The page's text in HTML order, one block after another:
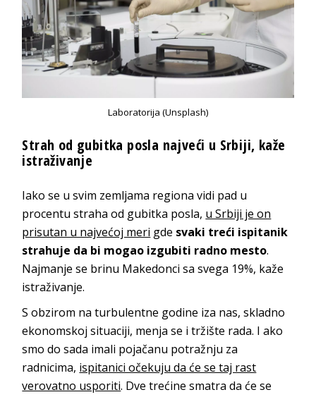
Laboratorija (Unsplash)
Strah od gubitka posla najveći u Srbiji, kaže
istraživanje
Iako se u svim zemljama regiona vidi pad u
procentu straha od gubitka posla, u Srbiji je on
prisutan u najvećoj meri gde svaki treći ispitanik
strahuje da bi mogao izgubiti radno mesto.
Najmanje se brinu Makedonci sa svega 19%, kaže
istraživanje.
S obzirom na turbulentne godine iza nas, skladno
ekonomskoj situaciji, menja se i tržište rada. I ako
smo do sada imali pojačanu potražnju za
radnicima, ispitanici očekuju da će se taj rast
verovatno usporiti. Dve trećine smatra da će se